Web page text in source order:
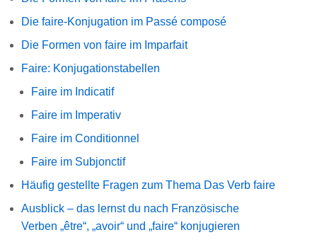
Die faire-Konjugation im Passé composé
Die Formen von faire im Imparfait
Faire: Konjugationstabellen
Faire im Indicatif
Faire im Imperativ
Faire im Conditionnel
Faire im Subjonctif
Häufig gestellte Fragen zum Thema Das Verb faire
Ausblick – das lernst du nach Französische
Verben „être“, „avoir“ und „faire“ konjugieren